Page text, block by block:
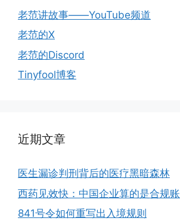
老范讲故事——YouTube频道
老范的X
老范的Discord
Tinyfool博客
近期文章
医生漏诊判刑背后的医疗黑暗森林
西药见效快：中国企业算的是合规账
841号令如何重写出入境规则